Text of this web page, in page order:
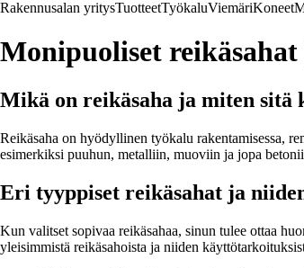
Rakennusalan yritysTuotteetTyökaluViemäriKoneet
Monipuoliset
Mikä on reikäsaha ja miten sitä
Reikäsaha on hyödyllinen työkalu rakentamisessa,
esimerkiksi puuhun, metalliin, muoviin ja jopa
Eri tyyppiset reikäsahat ja
Kun valitset sopivaa reikäsahaa, sinun tulee ottaa
yleisimmistä reikäsahoista ja niiden